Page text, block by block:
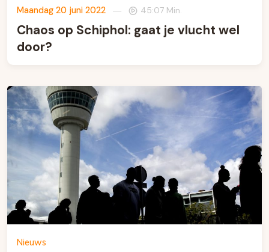
Maandag 20 juni 2022 — 45:07 Min.
Chaos op Schiphol: gaat je vlucht wel
door?
Nieuws